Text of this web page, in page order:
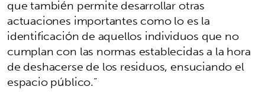
que también permite desarrollar otras
actuaciones importantes como lo es la
identificación de aquellos individuos que no
cumplan con las normas establecidas a la hora
de deshacerse de los residuos, ensuciando el
espacio público.”